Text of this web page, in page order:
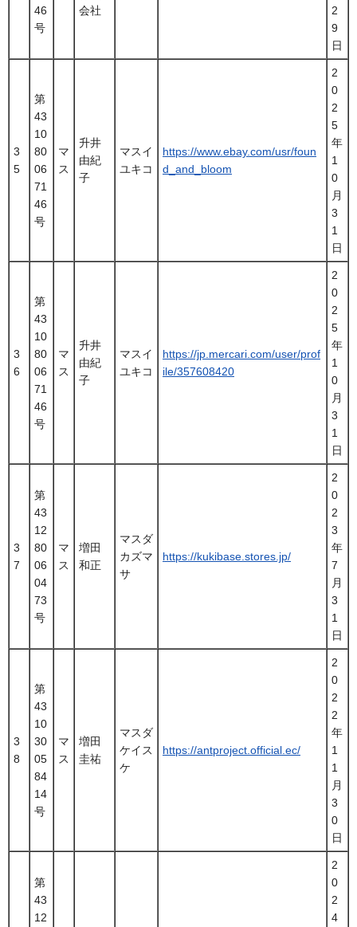
46
号
会社
2
9
日
3
5
第
43
10
80
06
71
46
号
マ
ス
升井
由紀
子
マスイ
ユキコ
https://www.ebay.com/usr/foun
d_and_bloom
2
0
2
5
年
1
0
月
3
1
日
3
6
第
43
10
80
06
71
46
号
マ
ス
升井
由紀
子
マスイ
ユキコ
https://jp.mercari.com/user/prof
ile/357608420
2
0
2
5
年
1
0
月
3
1
日
3
7
第
43
12
80
06
04
73
号
マ
ス
増田
和正
マスダ
カズマ
サ
https://kukibase.stores.jp/
2
0
2
3
年
7
月
3
1
日
3
8
第
43
10
30
05
84
14
号
マ
ス
増田
圭祐
マスダ
ケイス
ケ
https://antproject.official.ec/
2
0
2
2
年
1
1
月
3
0
日
第
43
12
2
0
2
4